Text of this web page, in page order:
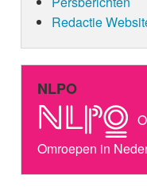
Redactie
NLPO
Omroepen in